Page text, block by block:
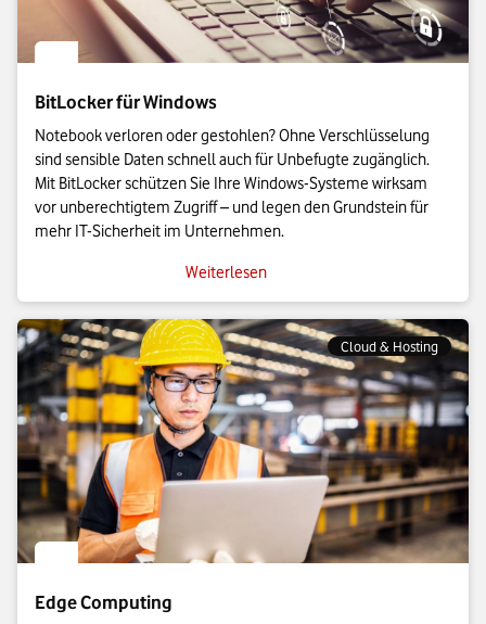
BitLocker für Windows
Notebook verloren oder gestohlen? Ohne Verschlüsselung
sind sensible Daten schnell auch für Unbefugte zugänglich.
Mit BitLocker schützen Sie Ihre Windows-Systeme wirksam
vor unberechtigtem Zugriff – und legen den Grundstein für
mehr IT-Sicherheit im Unternehmen.
Weiterlesen
Cloud & Hosting
Edge Computing